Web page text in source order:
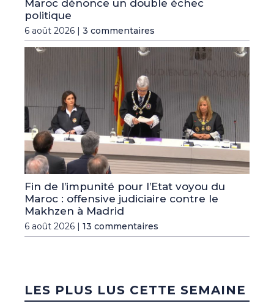
Maroc dénonce un double échec
politique
6 août 2026 | 3 commentaires
Fin de l’impunité pour l’Etat voyou du
Maroc : offensive judiciaire contre le
Makhzen à Madrid
6 août 2026 | 13 commentaires
LES PLUS LUS CETTE SEMAINE